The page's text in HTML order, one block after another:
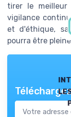
tirer le meilleur
vigilance
et d'éthique,
pourra être